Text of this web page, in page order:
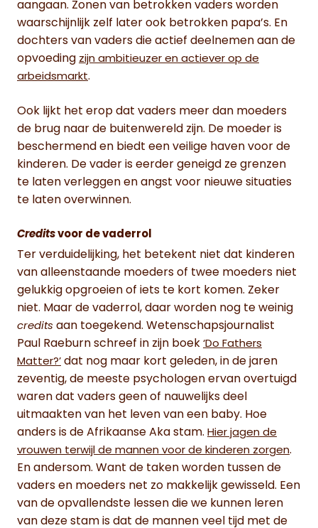
aangaan. Zonen van betrokken vaders worden
waarschijnlijk zelf later ook betrokken papa’s. En
dochters van vaders die actief deelnemen aan de
opvoeding zijn ambitieuzer en actiever op de
arbeidsmarkt.
Ook lijkt het erop dat vaders meer dan moeders
de brug naar de buitenwereld zijn. De moeder is
beschermend en biedt een veilige haven voor de
kinderen. De vader is eerder geneigd ze grenzen
te laten verleggen en angst voor nieuwe situaties
te laten overwinnen.
Credits voor de vaderrol
Ter verduidelijking, het betekent niet dat kinderen
van alleenstaande moeders of twee moeders niet
gelukkig opgroeien of iets te kort komen. Zeker
niet. Maar de vaderrol, daar worden nog te weinig
credits aan toegekend. Wetenschapsjournalist
Paul Raeburn schreef in zijn boek ‘Do Fathers
Matter?’ dat nog maar kort geleden, in de jaren
zeventig, de meeste psychologen ervan overtuigd
waren dat vaders geen of nauwelijks deel
uitmaakten van het leven van een baby. Hoe
anders is de Afrikaanse Aka stam. Hier jagen de
vrouwen terwijl de mannen voor de kinderen zorgen.
En andersom. Want de taken worden tussen de
vaders en moeders net zo makkelijk gewisseld. Een
van de opvallendste lessen die we kunnen leren
van deze stam is dat de mannen veel tijd met de